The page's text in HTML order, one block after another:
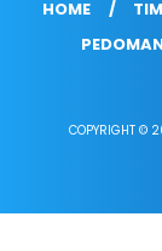
HOME
COPYRIGHT ©